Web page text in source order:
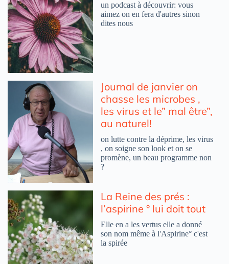
un podcast à découvrir: vous
aimez on en fera d'autres sinon
dites nous
Journal de janvier on
chasse les microbes ,
les virus et le” mal être”,
au naturel!
on lutte contre la déprime, les virus
, on soigne son look et on se
promène, un beau programme non
?
La Reine des prés :
l’aspirine ° lui doit tout
Elle en a les vertus elle a donné
son nom même à l'Aspirine° c'est
la spirée